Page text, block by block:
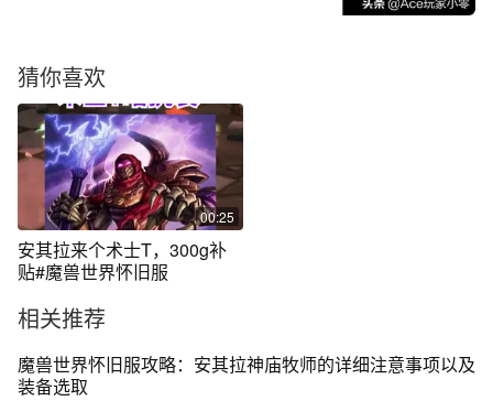
猜你喜欢
00:25
安其拉来个术士T，300g补
贴#魔兽世界怀旧服
相关推荐
魔兽世界怀旧服攻略：安其拉神庙牧师的详细注意事项以及
装备选取